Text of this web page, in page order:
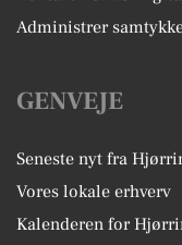
Administrer
GENVEJE
Seneste nyt fra
Vores lokale erhverv
Kalenderen for